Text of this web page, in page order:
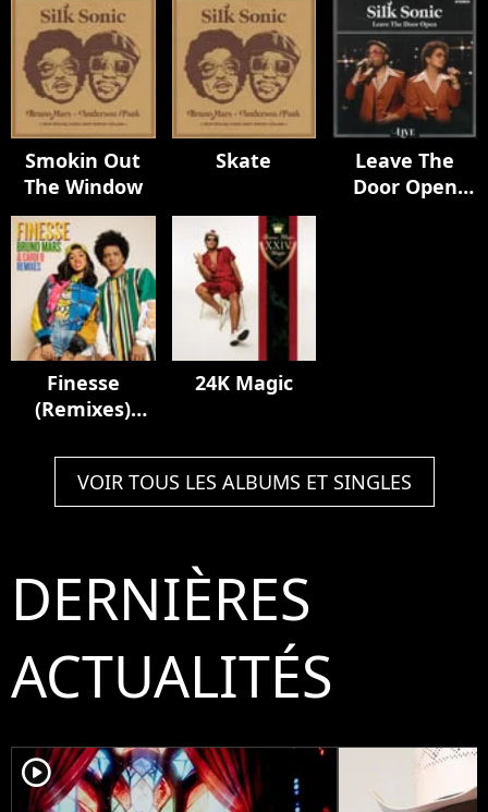
Smokin Out
The Window
Skate
Leave The
Door Open
Finesse
(Remixes)
24K Magic
VOIR TOUS LES ALBUMS ET SINGLES
DERNIÈRES
ACTUALITÉS
player2